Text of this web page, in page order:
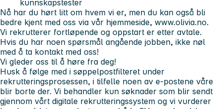
kunnskapstester
Nå har du hørt litt om hvem vi er, men du kan også bli
bedre kjent med oss via vår hjemmeside, www.olivia.no.
Vi rekrutterer fortløpende og oppstart er etter avtale.
Hvis du har noen spørsmål angående jobben, ikke nøl
med å ta kontakt med oss!
Vi gleder oss til å høre fra deg!
Husk å følge med i søppelpostfilteret under
rekrutteringsprosessen, i tilfelle noen av e-postene våre
blir borte der. Vi behandler kun søknader som blir sendt
gjennom vårt digitale rekrutteringssystem og vi vurderer